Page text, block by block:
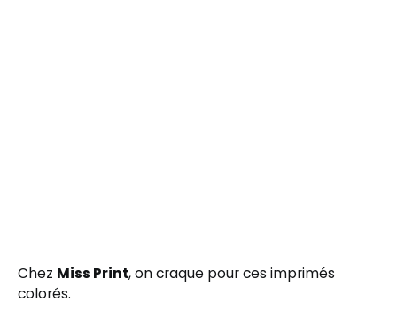
Chez Miss Print, on craque pour ces imprimés
colorés.